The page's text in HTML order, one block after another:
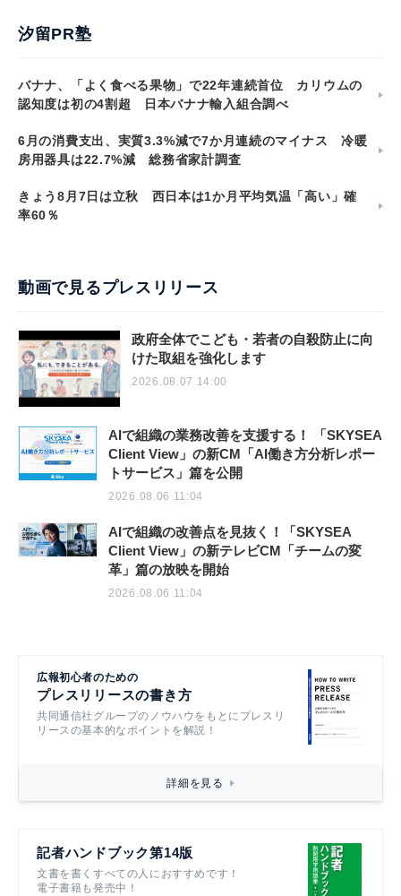
汐留PR塾
バナナ、「よく食べる果物」で22年連続首位 カリウムの
認知度は初の4割超 日本バナナ輸入組合調べ
6月の消費支出、実質3.3%減で7か月連続のマイナス 冷暖
房用器具は22.7%減 総務省家計調査
きょう8月7日は立秋 西日本は1か月平均気温「高い」確
率60％
動画で見るプレスリリース
政府全体でこども・若者の自殺防止に向
けた取組を強化します
2026.08.07 14:00
AIで組織の業務改善を支援する！ 「SKYSEA
Client View」の新CM「AI働き方分析レポー
トサービス」篇を公開
2026.08.06 11:04
AIで組織の改善点を見抜く！「SKYSEA
Client View」の新テレビCM「チームの変
革」篇の放映を開始
2026.08.06 11:04
広報初心者のための
プレスリリースの書き方
共同通信社グループのノウハウをもとにプレスリ
リースの基本的なポイントを解説！
詳細を見る
記者ハンドブック第14版
文書を書くすべての人におすすめです！
電子書籍も発売中！